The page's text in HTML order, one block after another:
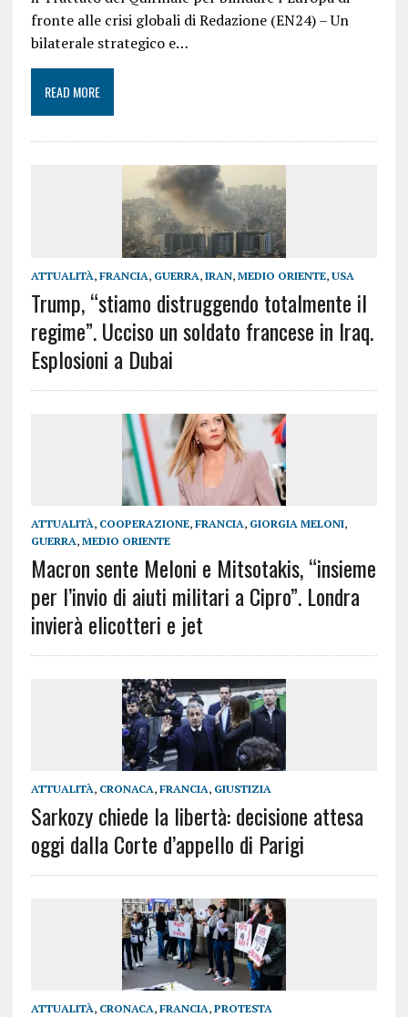
fronte alle crisi globali di Redazione (EN24) – Un
bilaterale strategico e…
READ MORE
ATTUALITÀ, FRANCIA, GUERRA, IRAN, MEDIO ORIENTE, USA
Trump, “stiamo distruggendo totalmente il
regime”. Ucciso un soldato francese in Iraq.
Esplosioni a Dubai
ATTUALITÀ, COOPERAZIONE, FRANCIA, GIORGIA MELONI,
GUERRA, MEDIO ORIENTE
Macron sente Meloni e Mitsotakis, “insieme
per l’invio di aiuti militari a Cipro”. Londra
invierà elicotteri e jet
ATTUALITÀ, CRONACA, FRANCIA, GIUSTIZIA
Sarkozy chiede la libertà: decisione attesa
oggi dalla Corte d’appello di Parigi
ATTUALITÀ, CRONACA, FRANCIA, PROTESTA